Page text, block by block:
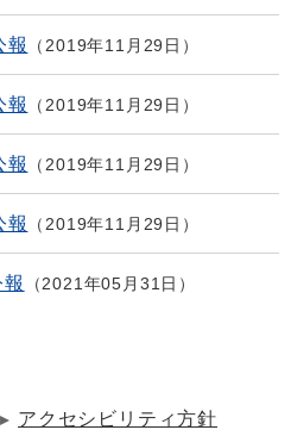
報 2019年11月29日
報 2019年11月29日
報 2019年11月29日
報 2019年11月29日
2021年05月31日
アクセシビリティ方針